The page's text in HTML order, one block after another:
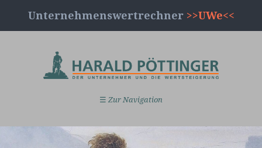
Unternehmenswertrechner >>UWe<<
☰ Zur Navigation